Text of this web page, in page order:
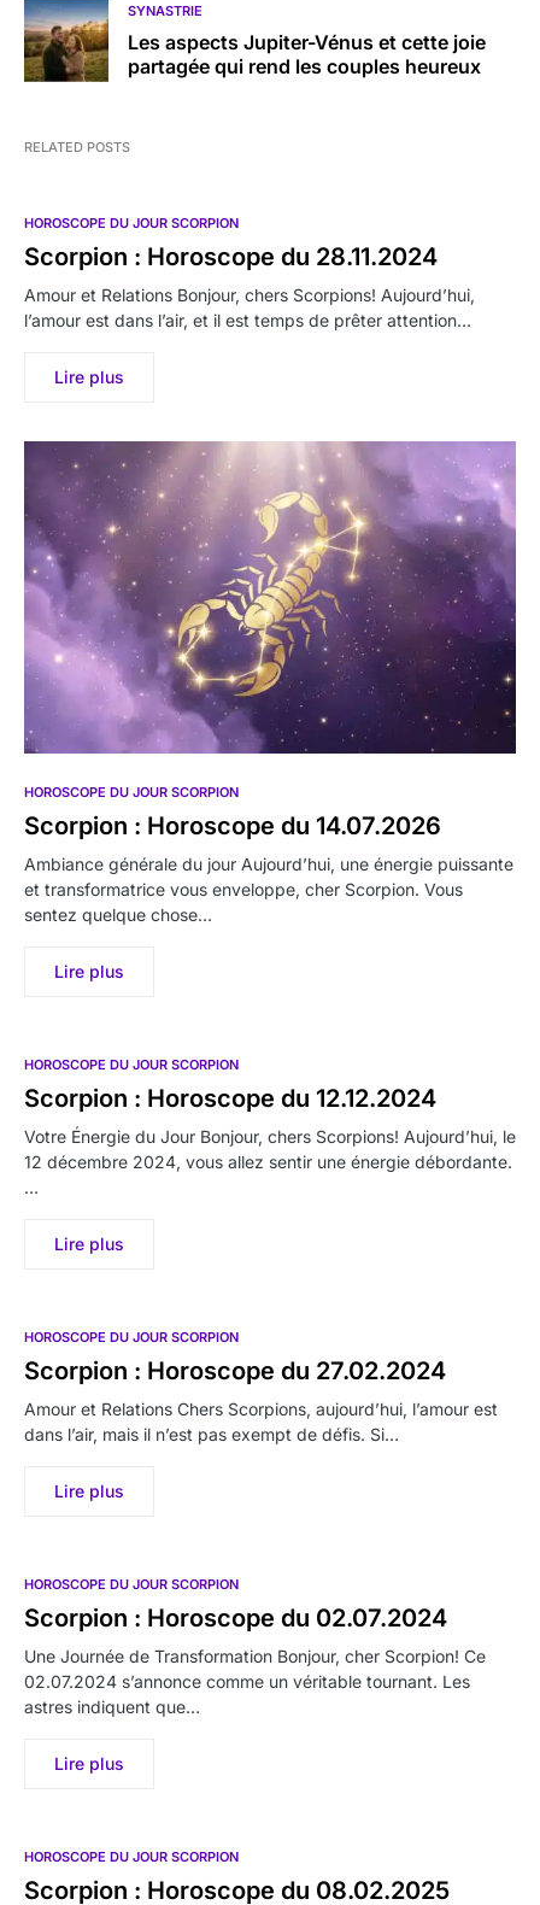
SYNASTRIE
Les aspects Jupiter-Vénus et cette joie
partagée qui rend les couples heureux
RELATED POSTS
HOROSCOPE DU JOUR SCORPION
Scorpion : Horoscope du 28.11.2024
Amour et Relations Bonjour, chers Scorpions! Aujourd’hui,
l’amour est dans l’air, et il est temps de prêter attention…
Lire plus
HOROSCOPE DU JOUR SCORPION
Scorpion : Horoscope du 14.07.2026
Ambiance générale du jour Aujourd’hui, une énergie puissante
et transformatrice vous enveloppe, cher Scorpion. Vous
sentez quelque chose…
Lire plus
HOROSCOPE DU JOUR SCORPION
Scorpion : Horoscope du 12.12.2024
Votre Énergie du Jour Bonjour, chers Scorpions! Aujourd’hui, le
12 décembre 2024, vous allez sentir une énergie débordante.
…
Lire plus
HOROSCOPE DU JOUR SCORPION
Scorpion : Horoscope du 27.02.2024
Amour et Relations Chers Scorpions, aujourd’hui, l’amour est
dans l’air, mais il n’est pas exempt de défis. Si…
Lire plus
HOROSCOPE DU JOUR SCORPION
Scorpion : Horoscope du 02.07.2024
Une Journée de Transformation Bonjour, cher Scorpion! Ce
02.07.2024 s’annonce comme un véritable tournant. Les
astres indiquent que…
Lire plus
HOROSCOPE DU JOUR SCORPION
Scorpion : Horoscope du 08.02.2025